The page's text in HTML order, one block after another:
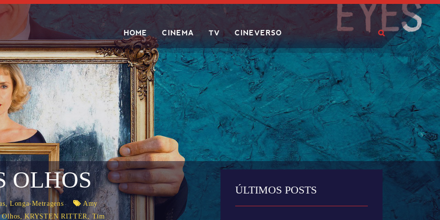
HOME CINEMA TV CINEVERSO
Search
OLHOS
,Longa-Metragens
Amy
Olhos,KRYSTEN RITTER, Tim
ÚLTIMOS POSTS